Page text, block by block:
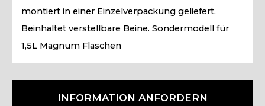
montiert in einer Einzelverpackung geliefert.
Beinhaltet verstellbare Beine. Sondermodell für
1,5L Magnum Flaschen
INFORMATION ANFORDERN